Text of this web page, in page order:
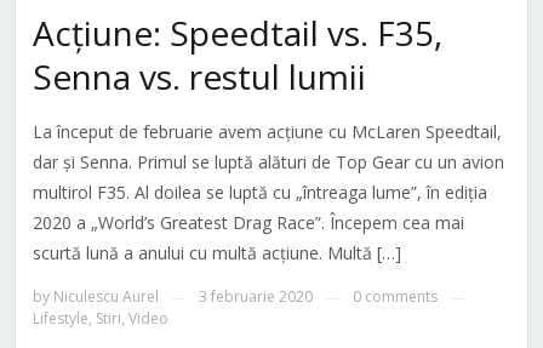
Acțiune: Speedtail vs. F35,
Senna vs. restul lumii
La început de februarie avem acțiune cu McLaren Speedtail,
dar și Senna. Primul se luptă alături de Top Gear cu un avion
multirol F35. Al doilea se luptă cu „întreaga lume”, în ediția
2020 a „World’s Greatest Drag Race”. Începem cea mai
scurtă lună a anului cu multă acțiune. Multă […]
by Niculescu Aurel 3 februarie 2020 0 comments
Lifestyle, Stiri, Video